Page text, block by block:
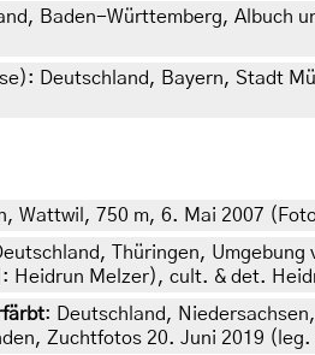
Baden-Württemberg, Albuch
Deutschland, Bayern, Stadt
Wattwil, 750 m, 6. Mai 2007
Thüringen, Umgebung
Heidrun Melzer), cult. & det.
: Deutschland,
Zuchtfotos 20. Juni 2019